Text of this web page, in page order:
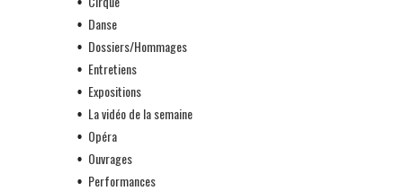
Danse
Dossiers/Hommages
Entretiens
Expositions
La vidéo de la semaine
Opéra
Ouvrages
Performances